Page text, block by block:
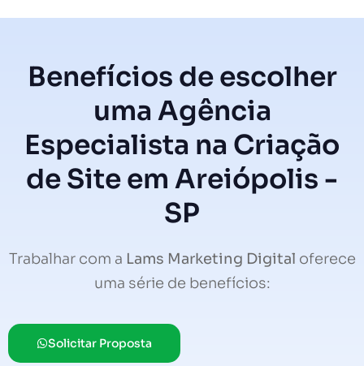
Benefícios de escolher
uma Agência
Especialista na Criação
de Site em Areiópolis -
SP
Trabalhar com a Lams Marketing Digital oferece
uma série de benefícios:
Solicitar Proposta